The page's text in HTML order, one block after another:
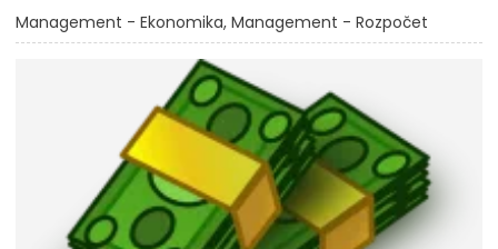
Management - Ekonomika Management - Rozpočet